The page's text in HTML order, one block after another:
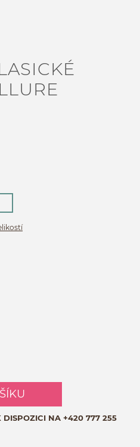
DISPOZICI NA +420 777 255